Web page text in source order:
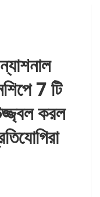
7 টি
করল